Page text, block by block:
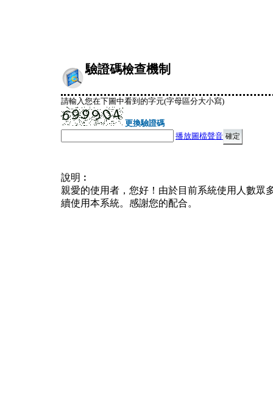
驗證碼檢查機制
請輸入您在下圖中看到的字元(字母區分大小寫)
更換驗證碼
播放圖檔聲音
說明︰
親愛的使用者，您好！由於目前系統使用人數眾
續使用本系統。感謝您的配合。